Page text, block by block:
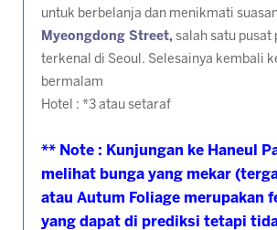
untuk berbelanja dan menikmati
Myeongdong Street, salah satu pusat
terkenal di Seoul. Selesainya kembali
bermalam
Hotel : *3 atau setaraf
** Note : Kunjungan ke Haneul
melihat bunga yang mekar
atau Autum Foliage merupakan
yang dapat di prediksi tetapi